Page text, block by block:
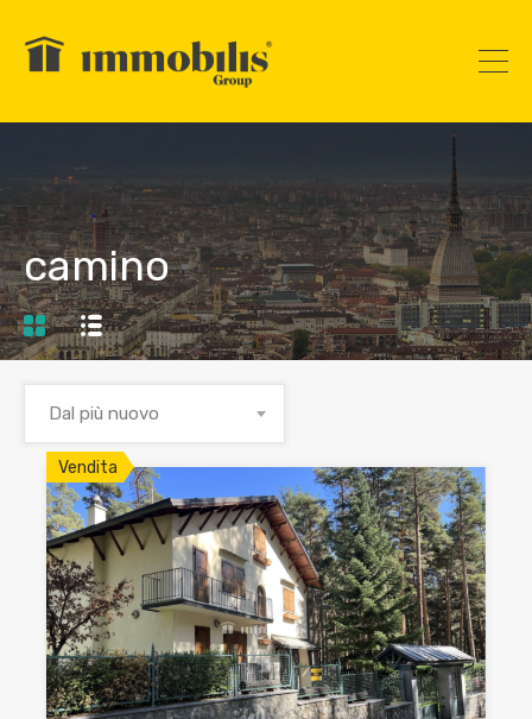
camino
Dal più nuovo
Vendita